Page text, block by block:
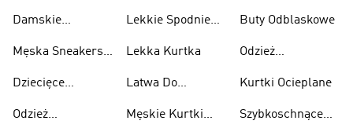
Damskie
Przewiewne
Męska Sneakersy
Dziecięce
Przewiewne
Odzież
Lekkie Spodnie
Lekka Kurtka
Latwa Do
Kurtki
Męskie Kurtki
Buty Odblaskowe
Odzież
Kurtki Ocieplane
Szybkoschnące